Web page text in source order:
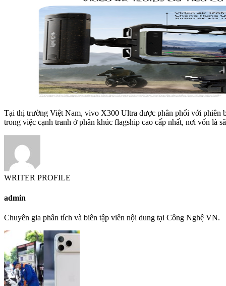
Tại thị trường Việt Nam, vivo X300 Ultra được phân phối với phiên
trong việc cạnh tranh ở phân khúc flagship cao cấp nhất, nơi vốn là
WRITER PROFILE
admin
Chuyên gia phân tích và biên tập viên nội dung tại Công Nghệ VN.